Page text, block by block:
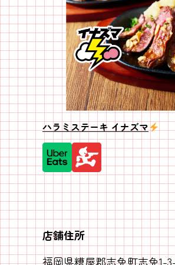
ハラミステーキ イナズマ
店舗住所
福岡県糟屋郡志免町志免1-